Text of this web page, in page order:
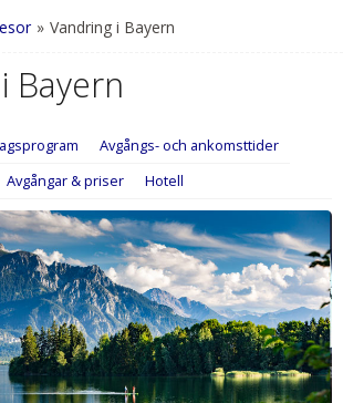
» Vandring i Bayern
Bayern
Avgångs- och ankomsttider
Avgångar & priser
Hotell